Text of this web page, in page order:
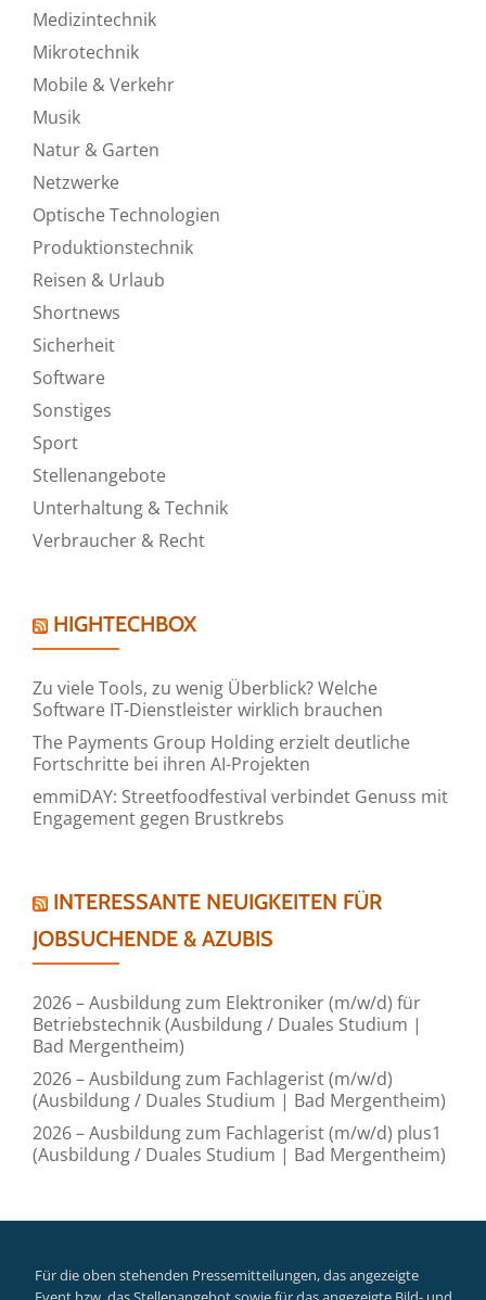
Medizintechnik
Mikrotechnik
Mobile & Verkehr
Musik
Natur & Garten
Netzwerke
Optische Technologien
Produktionstechnik
Reisen & Urlaub
Shortnews
Sicherheit
Software
Sonstiges
Sport
Stellenangebote
Unterhaltung & Technik
Verbraucher & Recht
HIGHTECHBOX
Zu viele Tools, zu wenig Überblick? Welche
Software IT-Dienstleister wirklich brauchen
The Payments Group Holding erzielt deutliche
Fortschritte bei ihren AI-Projekten
emmiDAY: Streetfoodfestival verbindet Genuss mit
Engagement gegen Brustkrebs
INTERESSANTE NEUIGKEITEN FÜR
JOBSUCHENDE & AZUBIS
2026 – Ausbildung zum Elektroniker (m/w/d) für
Betriebstechnik (Ausbildung / Duales Studium |
Bad Mergentheim)
2026 – Ausbildung zum Fachlagerist (m/w/d)
(Ausbildung / Duales Studium | Bad Mergentheim)
2026 – Ausbildung zum Fachlagerist (m/w/d) plus1
(Ausbildung / Duales Studium | Bad Mergentheim)
Für die oben stehenden Pressemitteilungen, das angezeigte